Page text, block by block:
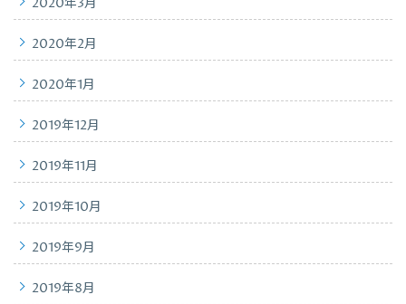
2020年3月
2020年2月
2020年1月
2019年12月
2019年11月
2019年10月
2019年9月
2019年8月